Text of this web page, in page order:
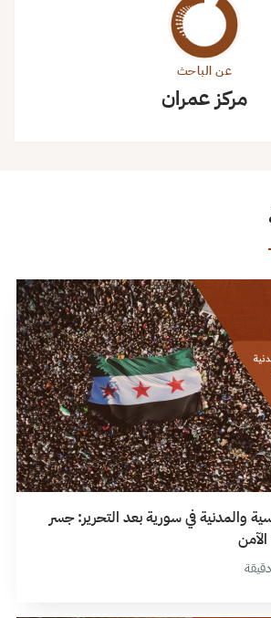
عن الباحث
مركز عمران
والمدنية في سورية بعد التحرير: جسر
الآمن